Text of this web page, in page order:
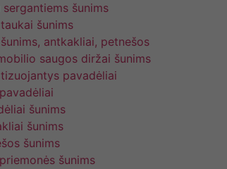
sergantiems šunims
šunims
antkakliai, petnešos
saugos diržai šunims
pavadėliai
šunims
šunims
šunims
šunims